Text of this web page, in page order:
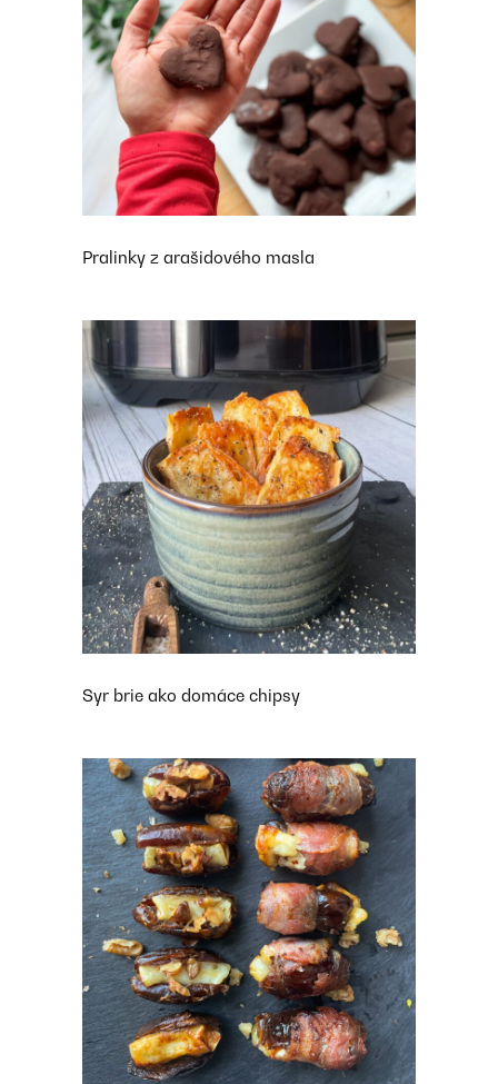
Pralinky z arašidového masla
Syr brie ako domáce chipsy